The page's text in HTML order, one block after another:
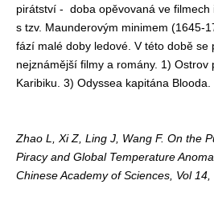
pirátství - doba opěvovaná ve filmech
s tzv. Maunderovým minimem (1645-
fází malé doby ledové. V této době se
nejznámější filmy a romány. 1) Ostrov
Karibiku. 3) Odyssea kapitána Blooda.
Zhao L, Xi Z, Ling J, Wang F. On the
Piracy and Global Temperature
Chinese Academy of Sciences, Vol